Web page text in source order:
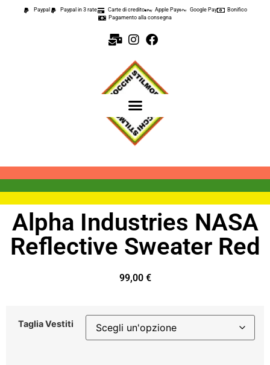
Paypal Paypal in 3 rate Carte di credito Apple Pay Google Pay
Bonifico
Pagamento alla consegna
Alpha Industries NASA
Reflective Sweater Red
99,00 €
Taglia Vestiti